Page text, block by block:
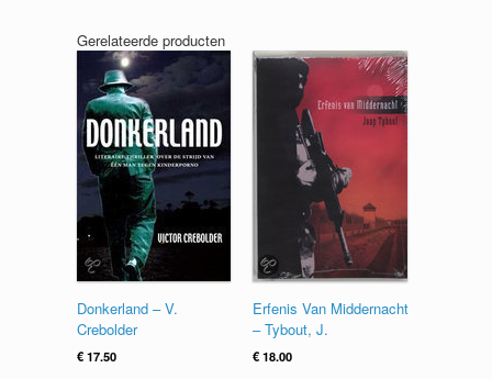
Gerelateerde producten
Donkerland – V.
Crebolder
€17.50
Erfenis Van Middernacht
– Tybout, J.
€18.00